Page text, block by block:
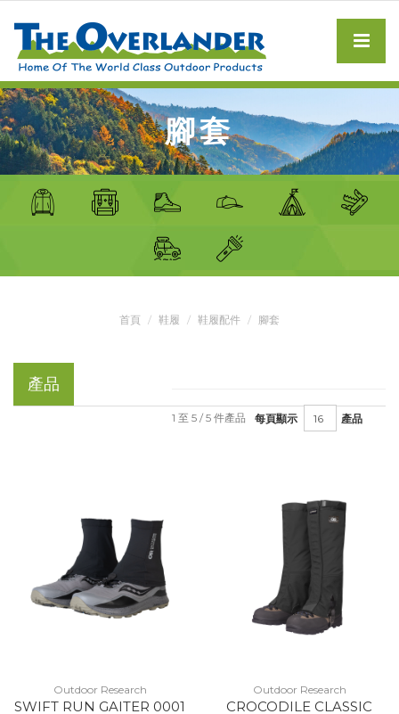
腳套
首頁 鞋履 鞋履配件 腳套
產品
每頁顯示 產品
1 至 5 / 5 件產品
Outdoor Research
SWIFT RUN GAITER 0001
Outdoor Research
CROCODILE CLASSIC